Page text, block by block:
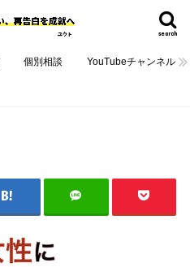
search
個別相談 YouTubeチャンネル